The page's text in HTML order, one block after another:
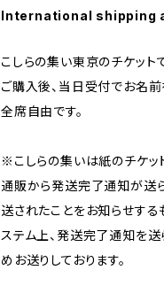
International shipping
こしらの集い東京のチケット
ご購入後、当日受付でお名前
全席自由です。
※こしらの集いは紙のチケッ
通販から発送完了通知が送
送されたことをお知らせする
ステム上、発送完了通知を送
めお送りしております。